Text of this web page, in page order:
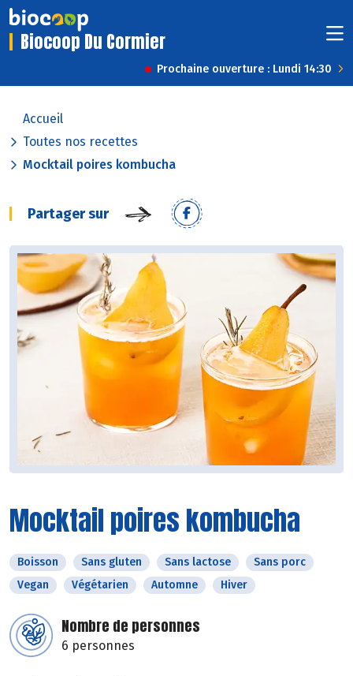
Biocoop Du Cormier
Prochaine ouverture : Lundi 14:30
Accueil
Toutes nos recettes
Mocktail poires kombucha
Partager sur
Mocktail poires kombucha
Boisson Sans gluten Sans lactose
Sans porc
Vegan
Végétarien Automne Hiver
Nombre de personnes
6 personnes